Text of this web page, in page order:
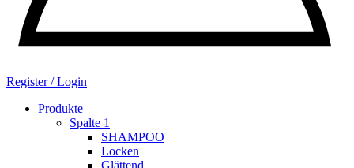
Register / Login
Produkte
Spalte 1
SHAMPOO
Locken
Glättend